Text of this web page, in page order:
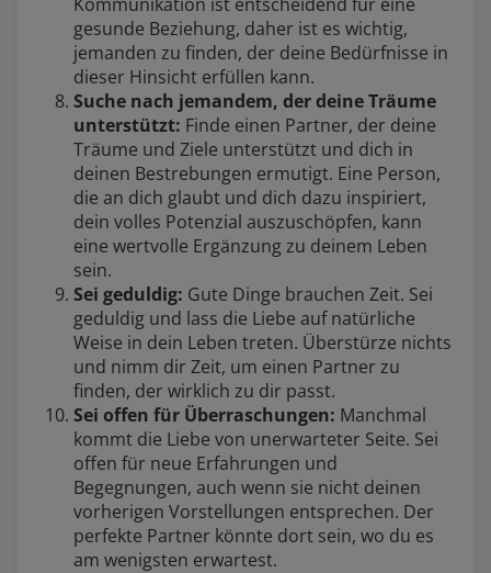
gesunde Beziehung, daher ist es wichtig,
jemanden zu finden, der deine Bedürfnisse in
dieser Hinsicht erfüllen kann.
Suche nach jemandem, der deine Träume
unterstützt: Finde einen Partner, der deine
Träume und Ziele unterstützt und dich in
deinen Bestrebungen ermutigt. Eine Person,
die an dich glaubt und dich dazu inspiriert,
dein volles Potenzial auszuschöpfen, kann
eine wertvolle Ergänzung zu deinem Leben
sein.
Sei geduldig: Gute Dinge brauchen Zeit. Sei
geduldig und lass die Liebe auf natürliche
Weise in dein Leben treten. Überstürze nichts
und nimm dir Zeit, um einen Partner zu
finden, der wirklich zu dir passt.
Sei offen für Überraschungen: Manchmal
kommt die Liebe von unerwarteter Seite. Sei
offen für neue Erfahrungen und
Begegnungen, auch wenn sie nicht deinen
vorherigen Vorstellungen entsprechen. Der
perfekte Partner könnte dort sein, wo du es
am wenigsten erwartest.